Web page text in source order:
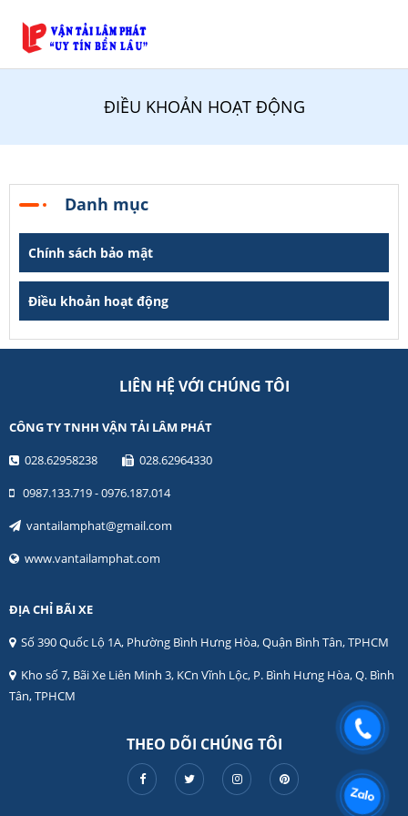
ĐIỀU KHOẢN HOẠT ĐỘNG
Danh mục
Chính sách bảo mật
Điều khoản hoạt động
LIÊN HỆ VỚI CHÚNG TÔI
CÔNG TY TNHH VẬN TẢI LÂM PHÁT
028.62958238
028.62964330
0987.133.719 - 0976.187.014
vantailamphat@gmail.com
www.vantailamphat.com
ĐỊA CHỈ BÃI XE
Số 390 Quốc Lộ 1A, Phường Bình Hưng Hòa, Quận Bình Tân, TPHCM
Kho số 7, Bãi Xe Liên Minh 3, KCn Vĩnh Lộc, P. Bình Hưng Hòa, Q. Bình
Tân, TPHCM
THEO DÕI CHÚNG TÔI